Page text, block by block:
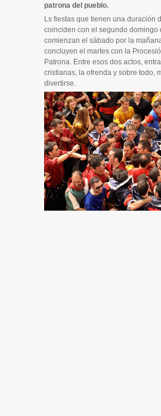
patrona del pueblo.
Ls fiestas que tienen una duración
coinciden con el segundo domingo
comienzan el sábado por la
concluyen el martes con la
Patrona. Entre esos dos actos,
cristianas, la ofrenda y sobre todo,
divertirse.